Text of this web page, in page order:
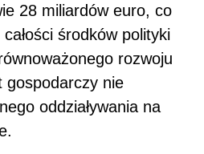
28 miliardów euro, co
środków polityki
rozwoju
gospodarczy nie
oddziaływania na